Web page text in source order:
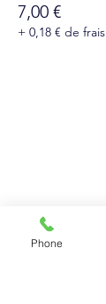
7,00 €
+ 0,18 € de
Phone